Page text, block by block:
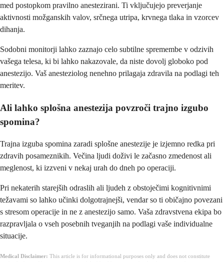
med postopkom pravilno anestezirani. Ti vključujejo preverjanje
aktivnosti možganskih valov, srčnega utripa, krvnega tlaka in vzorcev
dihanja.
Sodobni monitorji lahko zaznajo celo subtilne spremembe v odzivih
vašega telesa, ki bi lahko nakazovale, da niste dovolj globoko pod
anestezijo. Vaš anesteziolog nenehno prilagaja zdravila na podlagi teh
meritev.
Ali lahko splošna anestezija povzroči trajno izgubo
spomina?
Trajna izguba spomina zaradi splošne anestezije je izjemno redka pri
zdravih posameznikih. Večina ljudi doživi le začasno zmedenost ali
meglenost, ki izzveni v nekaj urah do dneh po operaciji.
Pri nekaterih starejših odraslih ali ljudeh z obstoječimi kognitivnimi
težavami so lahko učinki dolgotrajnejši, vendar so ti običajno povezani
s stresom operacije in ne z anestezijo samo. Vaša zdravstvena ekipa bo
razpravljala o vseh posebnih tveganjih na podlagi vaše individualne
situacije.
Medical Disclaimer: This article is for informational purposes only and does not constitute